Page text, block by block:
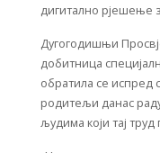
дигитално рјешење
Дугогодишњи
добитница
обратила се испред
родитељи данас
људима који тај